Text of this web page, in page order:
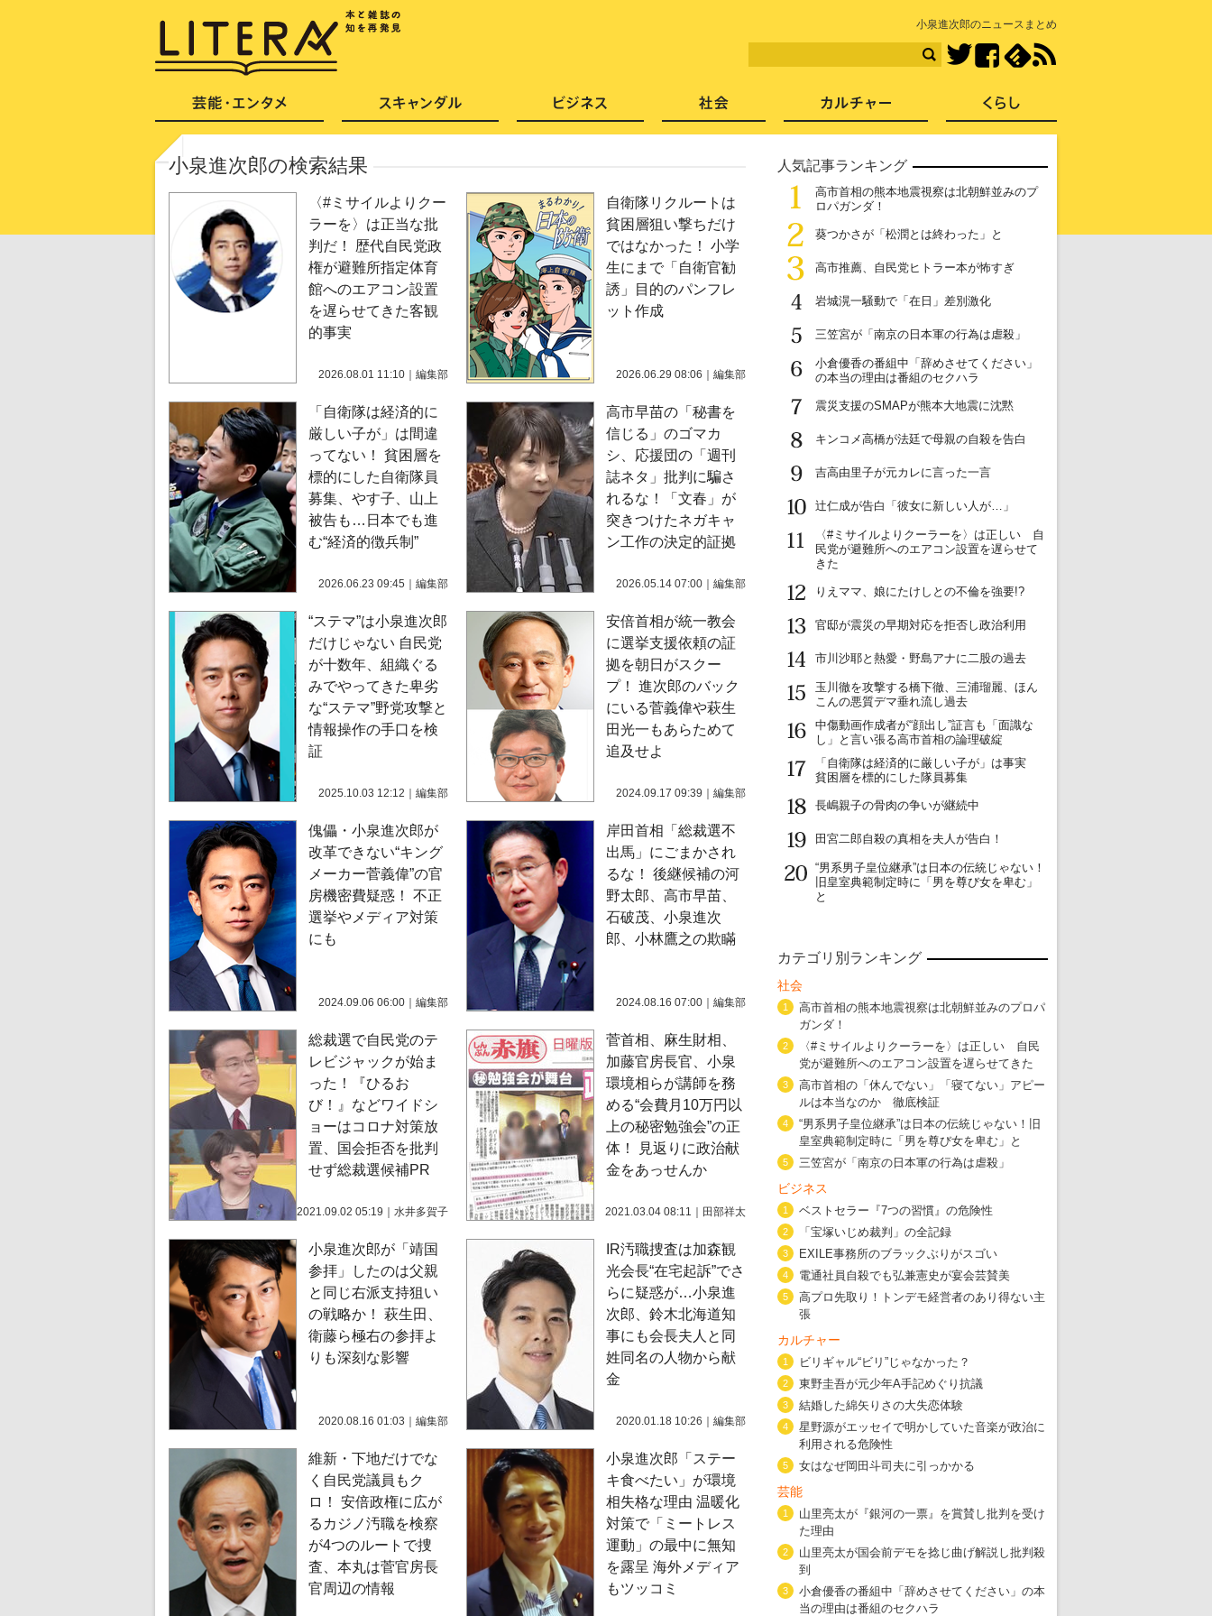
小泉進次郎のニュースまとめ
TwitterFacebook
小泉進次郎の検索結果
〈#ミサイルよりクー
ラーを〉は正当な批
判だ！ 歴代自民党政
権が避難所指定体育
館へのエアコン設置
を遅らせてきた客観
的事実
2026.08.01 11:10 編集部
自衛隊リクルートは
貧困層狙い撃ちだけ
ではなかった！ 小学
生にまで「自衛官勧
誘」目的のパンフレ
ット作成
2026.06.29 08:06 編集部
「自衛隊は経済的に
厳しい子が」は間違
ってない！ 貧困層を
標的にした自衛隊員
募集、やす子、山上
被告も…日本でも進
む“経済的徴兵制”
2026.06.23 09:45 編集部
高市早苗の「秘書を
信じる」のゴマカ
シ、応援団の「週刊
誌ネタ」批判に騙さ
れるな！「文春」が
突きつけたネガキャ
ン工作の決定的証拠
2026.05.14 07:00 編集部
“ステマ”は小泉進次郎
だけじゃない 自民党
が十数年、組織ぐる
みでやってきた卑劣
な“ステマ”野党攻撃と
情報操作の手口を検
証
2025.10.03 12:12 編集部
安倍首相が統一教会
に選挙支援依頼の証
拠を朝日がスクー
プ！ 進次郎のバック
にいる菅義偉や萩生
田光一もあらためて
追及せよ
2024.09.17 09:39 編集部
傀儡・小泉進次郎が
改革できない“キング
メーカー菅義偉”の官
房機密費疑惑！ 不正
選挙やメディア対策
にも
2024.09.06 06:00 編集部
岸田首相「総裁選不
出馬」にごまかされ
るな！ 後継候補の河
野太郎、高市早苗、
石破茂、小泉進次
郎、小林鷹之の欺瞞
2024.08.16 07:00 編集部
総裁選で自民党のテ
レビジャックが始ま
った！『ひるお
び！』などワイドシ
ョーはコロナ対策放
置、国会拒否を批判
せず総裁選候補PR
2021.09.02 05:19 水井多賀子
菅首相、麻生財相、
加藤官房長官、小泉
環境相らが講師を務
める“会費月10万円以
上の秘密勉強会”の正
体！ 見返りに政治献
金をあっせんか
2021.03.04 08:11 田部祥太
小泉進次郎が「靖国
参拝」したのは父親
と同じ右派支持狙い
の戦略か！ 萩生田、
衛藤ら極右の参拝よ
りも深刻な影響
2020.08.16 01:03 編集部
IR汚職捜査は加森観
光会長“在宅起訴”でさ
らに疑惑が…小泉進
次郎、鈴木北海道知
事にも会長夫人と同
姓同名の人物から献
金
2020.01.18 10:26 編集部
維新・下地だけでな
く自民党議員もク
ロ！ 安倍政権に広が
るカジノ汚職を検察
が4つのルートで捜
査、本丸は菅官房長
官周辺の情報
小泉進次郎「ステー
キ食べたい」が環境
相失格な理由 温暖化
対策で「ミートレス
運動」の最中に無知
を露呈 海外メディア
もツッコミ
人気記事ランキング
1
高市首相の熊本地震視察は北朝鮮並みのプ
ロパガンダ！
2
葵つかさが「松潤とは終わった」と
3
高市推薦、自民党ヒトラー本が怖すぎ
4
岩城滉一騒動で「在日」差別激化
5
三笠宮が「南京の日本軍の行為は虐殺」
6
小倉優香の番組中「辞めさせてください」
の本当の理由は番組のセクハラ
7
震災支援のSMAPが熊本大地震に沈黙
8
キンコメ高橋が法廷で母親の自殺を告白
9
吉高由里子が元カレに言った一言
10
辻仁成が告白「彼女に新しい人が…」
11
〈#ミサイルよりクーラーを〉は正しい 自
民党が避難所へのエアコン設置を遅らせて
きた
12
りえママ、娘にたけしとの不倫を強要!?
13
官邸が震災の早期対応を拒否し政治利用
14
市川沙耶と熱愛・野島アナに二股の過去
15
玉川徹を攻撃する橋下徹、三浦瑠麗、ほん
こんの悪質デマ垂れ流し過去
16
中傷動画作成者が“顔出し”証言も「面識な
し」と言い張る高市首相の論理破綻
17
「自衛隊は経済的に厳しい子が」は事実
貧困層を標的にした隊員募集
18
長嶋親子の骨肉の争いが継続中
19
田宮二郎自殺の真相を夫人が告白！
20
“男系男子皇位継承”は日本の伝統じゃない！
旧皇室典範制定時に「男を尊び女を卑む」
と
カテゴリ別ランキング
社会
1
高市首相の熊本地震視察は北朝鮮並みのプロパ
ガンダ！
2
〈#ミサイルよりクーラーを〉は正しい 自民
党が避難所へのエアコン設置を遅らせてきた
3
高市首相の「休んでない」「寝てない」アピー
ルは本当なのか 徹底検証
4
“男系男子皇位継承”は日本の伝統じゃない！旧
皇室典範制定時に「男を尊び女を卑む」と
5 三笠宮が「南京の日本軍の行為は虐殺」
ビジネス
1 ベストセラー『7つの習慣』の危険性
2 「宝塚いじめ裁判」の全記録
3 EXILE事務所のブラックぶりがスゴい
4 電通社員自殺でも弘兼憲史が宴会芸賛美
5
高プロ先取り！トンデモ経営者のあり得ない主
張
カルチャー
1 ビリギャル“ビリ”じゃなかった？
2 東野圭吾が元少年A手記めぐり抗議
3 結婚した綿矢りさの大失恋体験
4
星野源がエッセイで明かしていた音楽が政治に
利用される危険性
5 女はなぜ岡田斗司夫に引っかかる
芸能
1
山里亮太が『銀河の一票』を賞賛し批判を受け
た理由
2
山里亮太が国会前デモを捻じ曲げ解説し批判殺
到
3
小倉優香の番組中「辞めさせてください」の本
当の理由は番組のセクハラ
芸能・エンタメ スキャンダル 社会